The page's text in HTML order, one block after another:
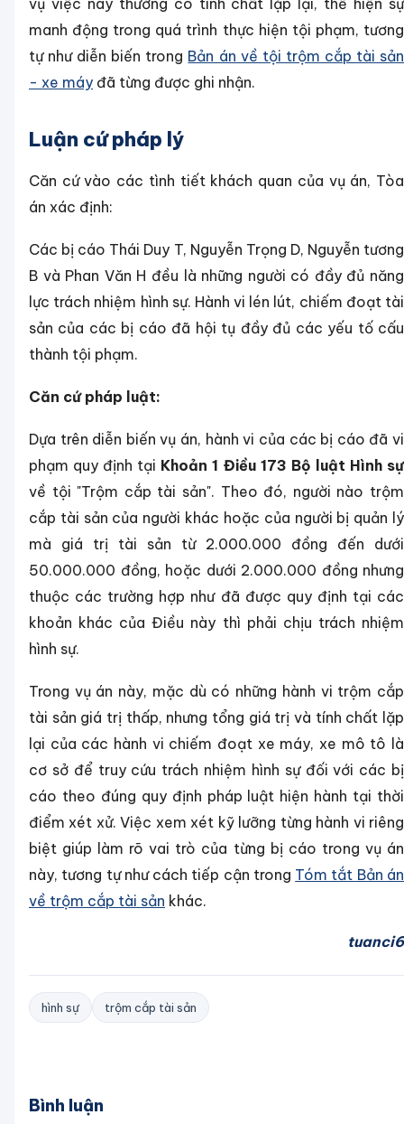
vụ việc này thường có tính chất lặp lại, thể hiện sự
manh động trong quá trình thực hiện tội phạm, tương
tự như diễn biến trong Bản án về tội trộm cắp tài sản
- xe máy đã từng được ghi nhận.
Luận cứ pháp lý
Căn cứ vào các tình tiết khách quan của vụ án, Tòa
án xác định:
Các bị cáo Thái Duy T, Nguyễn Trọng D, Nguyễn tương
B và Phan Văn H đều là những người có đầy đủ năng
lực trách nhiệm hình sự. Hành vi lén lút, chiếm đoạt tài
sản của các bị cáo đã hội tụ đầy đủ các yếu tố cấu
thành tội phạm.
Căn cứ pháp luật:
Dựa trên diễn biến vụ án, hành vi của các bị cáo đã vi
phạm quy định tại Khoản 1 Điều 173 Bộ luật Hình sự
về tội "Trộm cắp tài sản". Theo đó, người nào trộm
cắp tài sản của người khác hoặc của người bị quản lý
mà giá trị tài sản từ 2.000.000 đồng đến dưới
50.000.000 đồng, hoặc dưới 2.000.000 đồng nhưng
thuộc các trường hợp như đã được quy định tại các
khoản khác của Điều này thì phải chịu trách nhiệm
hình sự.
Trong vụ án này, mặc dù có những hành vi trộm cắp
tài sản giá trị thấp, nhưng tổng giá trị và tính chất lặp
lại của các hành vi chiếm đoạt xe máy, xe mô tô là
cơ sở để truy cứu trách nhiệm hình sự đối với các bị
cáo theo đúng quy định pháp luật hiện hành tại thời
điểm xét xử. Việc xem xét kỹ lưỡng từng hành vi riêng
biệt giúp làm rõ vai trò của từng bị cáo trong vụ án
này, tương tự như cách tiếp cận trong Tóm tắt Bản án
về trộm cắp tài sản khác.
tuanci6
hình sự trộm cắp tài sản
Bình luận